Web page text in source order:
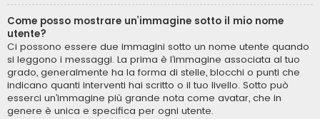
Come posso mostrare un’immagine sotto il mio nome
utente?
Ci possono essere due immagini sotto un nome utente quando
si leggono i messaggi. La prima è l’immagine associata al tuo
grado, generalmente ha la forma di stelle, blocchi o punti che
indicano quanti interventi hai scritto o il tuo livello. Sotto può
esserci un’immagine più grande nota come avatar, che in
genere è unica e specifica per ogni utente.